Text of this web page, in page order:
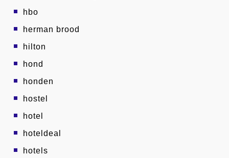
hbo
herman brood
hilton
hond
honden
hostel
hotel
hoteldeal
hotels